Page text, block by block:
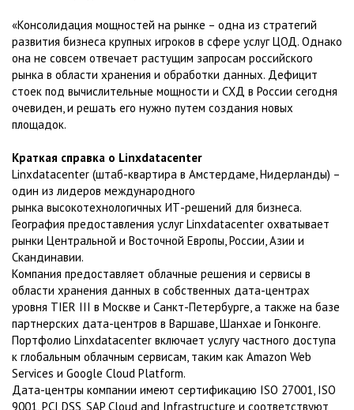
«Консолидация мощностей на рынке – одна из стратегий
развития бизнеса крупных игроков в сфере услуг ЦОД. Однако
она не совсем отвечает растущим запросам российского
рынка в области хранения и обработки данных. Дефицит
стоек под вычислительные мощности и СХД в России сегодня
очевиден, и решать его нужно путем создания новых
площадок.
Краткая справка о Linxdatacenter
Linxdatacenter (штаб-квартира в Амстердаме, Нидерланды) –
один из лидеров международного
рынка высокотехнологичных ИТ-решений для бизнеса.
География предоставления услуг Linxdatacenter охватывает
рынки Центральной и Восточной Европы, России, Азии и
Скандинавии.
Компания предоставляет облачные решения и сервисы в
области хранения данных в собственных дата-центрах
уровня TIER III в Москве и Санкт-Петербурге, а также на базе
партнерских дата-центров в Варшаве, Шанхае и Гонконге.
Портфолио Linxdatacenter включает услугу частного доступа
к глобальным облачным сервисам, таким как Amazon Web
Services и Google Cloud Platform.
Дата-центры компании имеют сертификацию ISO 27001, ISO
9001, PСI DSS, SAP Cloud and Infrastructure и соответствуют